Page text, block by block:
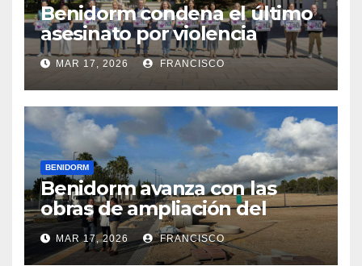
Benidorm condena el último
asesinato por violencia
machista registrado en
Pontevedra
MAR 17, 2026 FRANCISCO
BENIDORM
Benidorm avanza con las
obras de ampliación del
cementerio de Sant Jaume y
está a punto de iniciar la
MAR 17, 2026 FRANCISCO